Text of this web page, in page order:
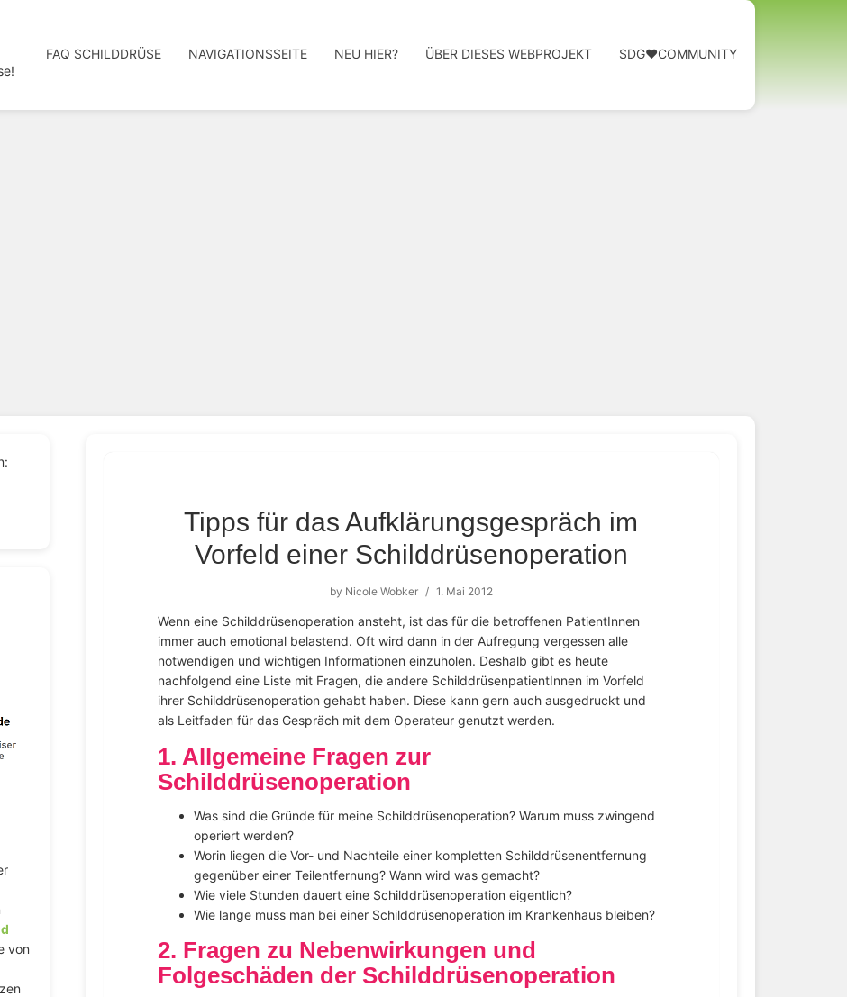
FAQ SCHILDDRÜSE NAVIGATIONSSEITE NEU HIER? ÜBER DIESES WEBPROJEKT SDG❤️COMMUNITY
Tipps für das Aufklärungsgespräch im
Vorfeld einer Schilddrüsenoperation
by Nicole Wobker / 1. Mai 2012
Wenn eine Schilddrüsenoperation ansteht, ist das für die betroffenen PatientInnen
immer auch emotional belastend. Oft wird dann in der Aufregung vergessen alle
notwendigen und wichtigen Informationen einzuholen. Deshalb gibt es heute
nachfolgend eine Liste mit Fragen, die andere SchilddrüsenpatientInnen im Vorfeld
ihrer Schilddrüsenoperation gehabt haben. Diese kann gern auch ausgedruckt und
als Leitfaden für das Gespräch mit dem Operateur genutzt werden.
1. Allgemeine Fragen zur
Schilddrüsenoperation
Was sind die Gründe für meine Schilddrüsenoperation? Warum muss zwingend
operiert werden?
Worin liegen die Vor- und Nachteile einer kompletten Schilddrüsenentfernung
gegenüber einer Teilentfernung? Wann wird was gemacht?
Wie viele Stunden dauert eine Schilddrüsenoperation eigentlich?
Wie lange muss man bei einer Schilddrüsenoperation im Krankenhaus bleiben?
2. Fragen zu Nebenwirkungen und
Folgeschäden der Schilddrüsenoperation
von